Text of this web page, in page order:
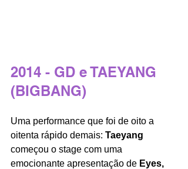
2014 - GD e TAEYANG
(BIGBANG)
Uma performance que foi de oito a
oitenta rápido demais: Taeyang
começou o stage com uma
emocionante apresentação de Eyes,